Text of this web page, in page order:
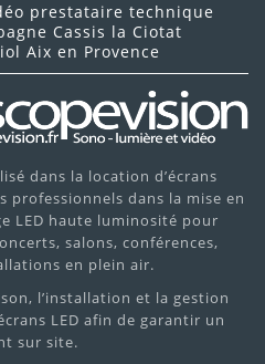
prestataire technique
Cassis la Ciotat
Aix en Provence
dans la location d’écrans
professionnels dans la mise en
LED haute luminosité pour
salons, conférences,
en plein air.
l’installation et la gestion
LED afin de garantir un
sur site.